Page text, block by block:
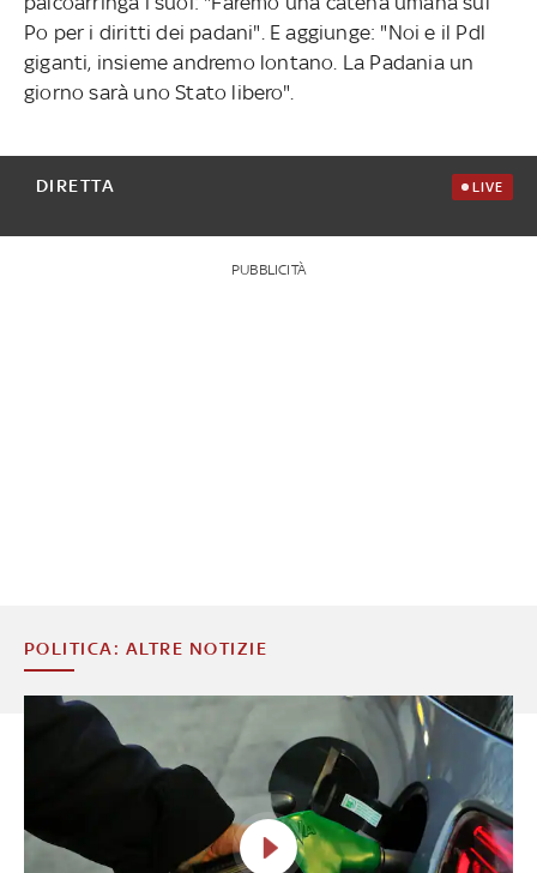
Po per i diritti dei padani". E aggiunge: "Noi e il Pdl
giganti, insieme andremo lontano. La Padania un
giorno sarà uno Stato libero".
DIRETTA LIVE
PUBBLICITÀ
POLITICA: ALTRE NOTIZIE